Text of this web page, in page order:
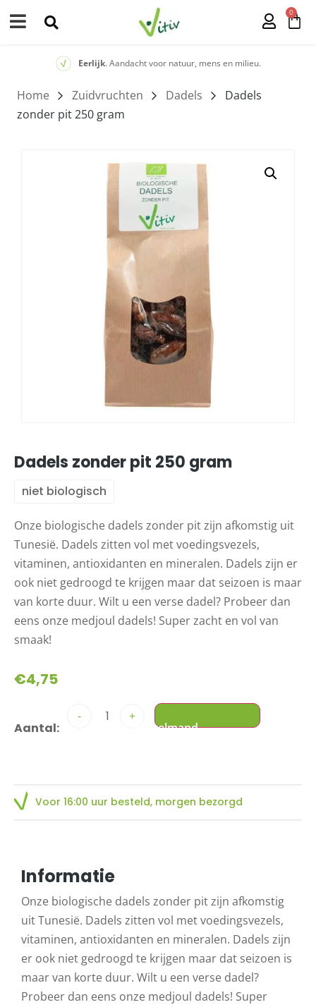
0
Eerlijk. Aandacht voor natuur, mens en milieu.
Home / Zuidvruchten / Dadels
/ Dadels
zonder pit 250 gram
Dadels zonder pit 250 gram
niet biologisch
Onze biologische dadels zonder pit zijn afkomstig uit
Tunesië. Dadels zitten vol met voedingsvezels,
vitaminen, antioxidanten en mineralen. Dadels zijn er
ook niet gedroogd te krijgen maar dat seizoen is maar
van korte duur. Wilt u een verse dadel? Probeer dan
eens onze medjoul dadels! Super zacht en vol van
smaak!
€4,75
- +
Voor 16:00 uur besteld, morgen bezorgd
Informatie
Onze biologische dadels zonder pit zijn afkomstig
uit Tunesië. Dadels zitten vol met voedingsvezels,
vitaminen, antioxidanten en mineralen. Dadels zijn
er ook niet gedroogd te krijgen maar dat seizoen is
maar van korte duur. Wilt u een verse dadel?
Probeer dan eens onze medjoul dadels! Super